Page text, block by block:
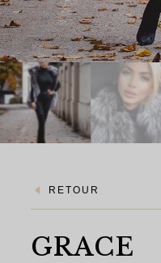
RETOUR
GRACE